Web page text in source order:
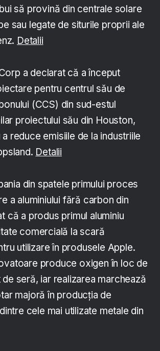
să provină din centrale solare
sau legate de siturile proprii ale
Detalii
a declarat că a început
pentru centrul său de
(CCS) din sud-estul
proiectului său din Houston,
reduce emisiile de la industriile
Detalii
din spatele primului proces
a aluminiului fără carbon din
că a produs primul aluminiu
comercială la scară
utilizare în produsele Apple.
produce oxigen în loc de
seră, iar realizarea marchează
majoră în producția de
cele mai utilizate metale din